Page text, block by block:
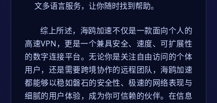
文多语言服务，让你随时找到帮助。
综上所述，海鸥加速不仅是一款面向个人的
高速VPN，更是一个兼具安全、速度、可扩展性
的数字连接平台。无论你是关注自由访问的个体
用户，还是需要跨境协作的远程团队，海鸥加速
都能够以稳如磐石的安全性、极速的网络表现与
细腻的用户体验，成为你可信赖的伙伴。在信息